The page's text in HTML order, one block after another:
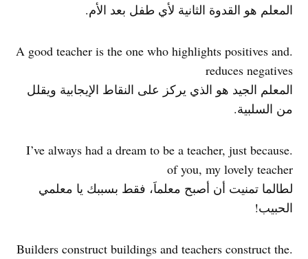
المعلم هو القدوة الثانية لأي طفل بعد الأم.
.A good teacher is the one who highlights positives and
reduces negatives
المعلم الجيد هو الذي يركز على النقاط الإيجابية ويقلل
من السلبية.
.I’ve always had a dream to be a teacher, just because
of you, my lovely teacher
لطالما تمنيت أن أصبح معلماَ، فقط بسببك يا معلمي
الحبيب!
.Builders construct buildings and teachers construct the